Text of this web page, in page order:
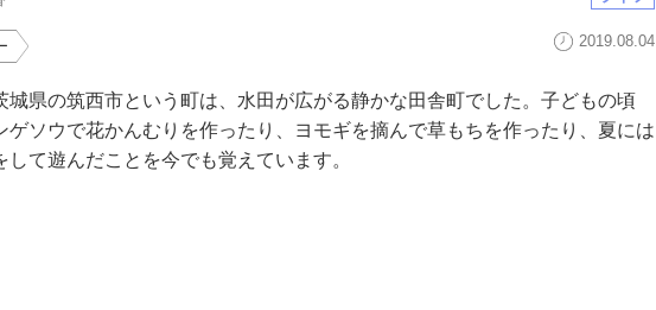
2019.08.04
城県の筑西市という町は、水田が広がる静かな田舎町でした。子どもの頃
ゲソウで花かんむりを作ったり、ヨモギを摘んで草もちを作ったり、夏には
して遊んだことを今でも覚えています。